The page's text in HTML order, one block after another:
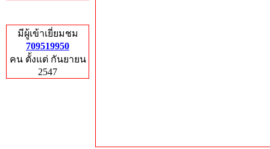
มีผู้เข้าเยี่ยมชม
709519950
คน ตั้งแต่ กันยายน
2547